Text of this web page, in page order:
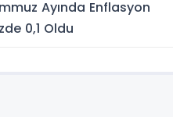
Ayında Enflasyon
0,1 Oldu